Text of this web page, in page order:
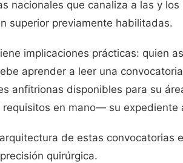
nacionales que canaliza a las y
superior previamente habilitadas.
implicaciones prácticas: quien
aprender a leer una
anfitrionas disponibles para su
requisitos en mano— su expediente
de estas convocatorias
quirúrgica.